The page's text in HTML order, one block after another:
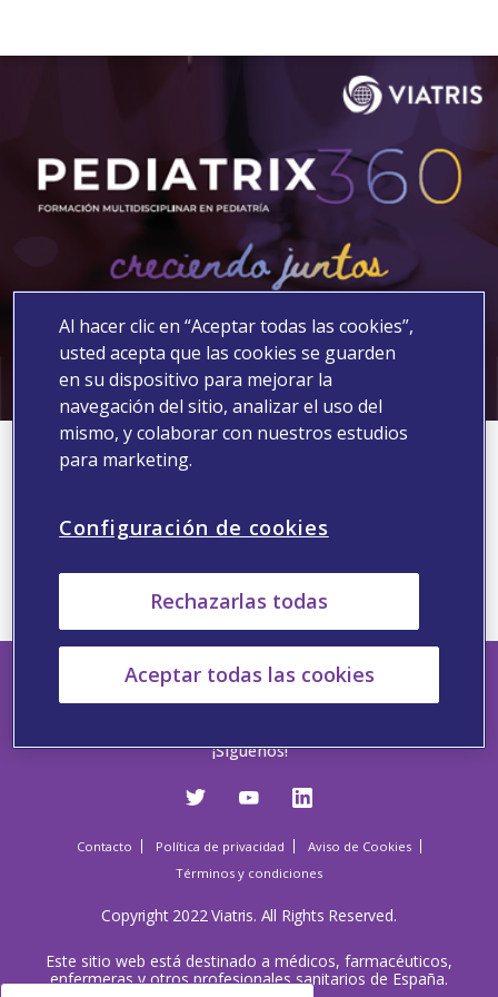
Muchas gracias por su registro
¡Síguenos!
Contacto Política de privacidad
Aviso de Cookies
Términos y condiciones
Copyright 2022 Viatris. All Rights Reserved.
Este sitio web está destinado a médicos, farmacéuticos,
enfermeras y otros profesionales sanitarios de España.
Al hacer clic en “Aceptar todas las cookies”,
usted acepta que las cookies se guarden
en su dispositivo para mejorar la
navegación del sitio, analizar el uso del
mismo, y colaborar con nuestros estudios
para marketing.
Configuración de cookies
Rechazarlas todas
Aceptar todas las cookies